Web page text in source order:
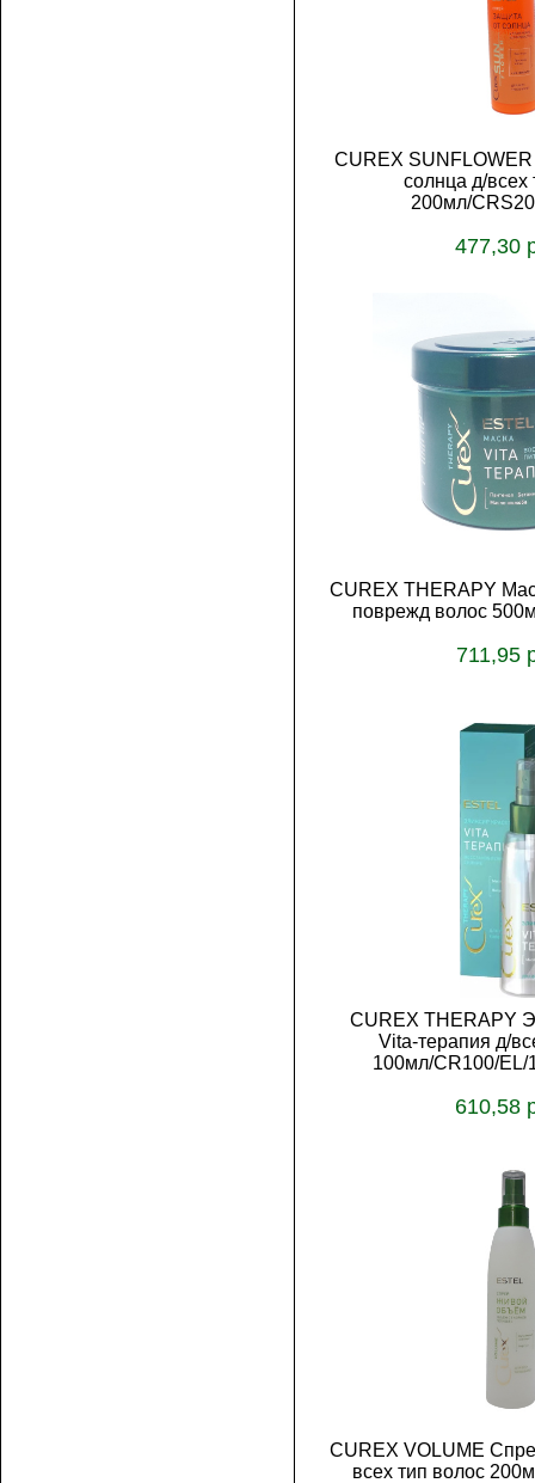
CUREX
солнца д/всех
200мл/
477,30
В
CUREX THERAPY
поврежд волос
711,95
CUREX THERAPY
Vita-терапия д/
100мл/CR100/EL/
610,58
В
CUREX VOLUME
всех тип волос